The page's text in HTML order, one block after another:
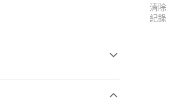
清除
紀錄